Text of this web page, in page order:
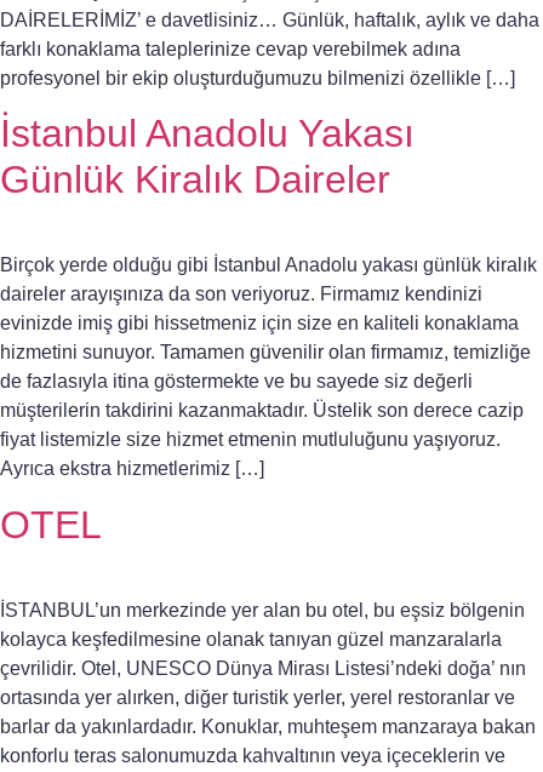
DAİRELERİMİZ’ e davetlisiniz… Günlük, haftalık, aylık ve daha
farklı konaklama taleplerinize cevap verebilmek adına
profesyonel bir ekip oluşturduğumuzu bilmenizi özellikle […]
İstanbul Anadolu Yakası
Günlük Kiralık Daireler
Birçok yerde olduğu gibi İstanbul Anadolu yakası günlük kiralık
daireler arayışınıza da son veriyoruz. Firmamız kendinizi
evinizde imiş gibi hissetmeniz için size en kaliteli konaklama
hizmetini sunuyor. Tamamen güvenilir olan firmamız, temizliğe
de fazlasıyla itina göstermekte ve bu sayede siz değerli
müşterilerin takdirini kazanmaktadır. Üstelik son derece cazip
fiyat listemizle size hizmet etmenin mutluluğunu yaşıyoruz.
Ayrıca ekstra hizmetlerimiz […]
OTEL
İSTANBUL’un merkezinde yer alan bu otel, bu eşsiz bölgenin
kolayca keşfedilmesine olanak tanıyan güzel manzaralarla
çevrilidir. Otel, UNESCO Dünya Mirası Listesi’ndeki doğa’ nın
ortasında yer alırken, diğer turistik yerler, yerel restoranlar ve
barlar da yakınlardadır. Konuklar, muhteşem manzaraya bakan
konforlu teras salonumuzda kahvaltının veya içeceklerin ve